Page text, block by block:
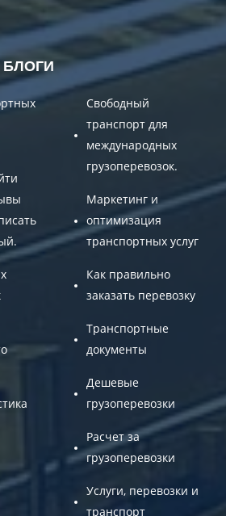
Свободный
транспорт для
международных
грузоперевозок.
Маркетинг и
оптимизация
транспортных услуг
Как правильно
заказать перевозку
Транспортные
документы
Дешевые
грузоперевозки
Расчет за
грузоперевозки
Услуги, перевозки и
транспорт